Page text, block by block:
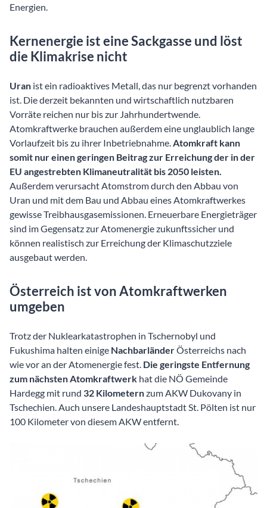
Energien.
Kernenergie ist eine Sackgasse und löst
die Klimakrise nicht
Uran ist ein radioaktives Metall, das nur begrenzt vorhanden
ist. Die derzeit bekannten und wirtschaftlich nutzbaren
Vorräte reichen nur bis zur Jahrhundertwende.
Atomkraftwerke brauchen außerdem eine unglaublich lange
Vorlaufzeit bis zu ihrer Inbetriebnahme.Atomkraft kann
somit nur einen geringen Beitrag zur Erreichung der in der
EU angestrebten Klimaneutralität bis 2050 leisten.
Außerdem verursacht Atomstrom durch den Abbau von
Uran und mit dem Bau und Abbau eines Atomkraftwerkes
gewisse Treibhausgasemissionen. Erneuerbare Energieträger
sind im Gegensatz zur Atomenergie zukunftssicher und
können realistisch zur Erreichung der Klimaschutzziele
ausgebaut werden.
Österreich ist von Atomkraftwerken
umgeben
Trotz der Nuklearkatastrophen in Tschernobyl und
Fukushima halten einige NachbarländerÖsterreichs nach
wie vor an der Atomenergie fest. Die geringste Entfernung
zum nächsten Atomkraftwerk hat die NÖ Gemeinde
Hardegg mit rund 32 Kilometernzum AKW Dukovany in
Tschechien.Auch unsere Landeshauptstadt St. Pölten ist nur
100 Kilometer von diesem AKW entfernt.